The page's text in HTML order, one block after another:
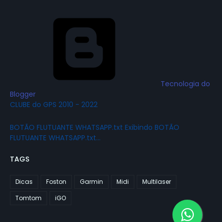
Tecnologia do
Blogger
CLUBE do GPS 2010 - 2022
BOTÃO FLUTUANTE WHATSAPP.txt Exibindo BOTÃO
FLUTUANTE WHATSAPP.txt…
TAGS
Dicas Foston Garmin Midi
Multilaser
Tomtom
iGO